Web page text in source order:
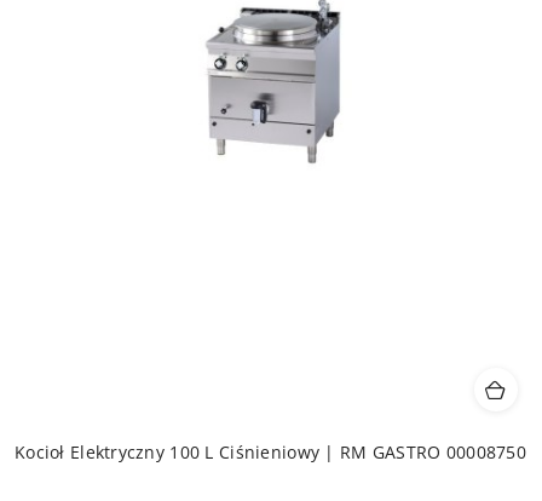
Kocioł Elektryczny 100 L Ciśnieniowy | RM GASTRO 00008750